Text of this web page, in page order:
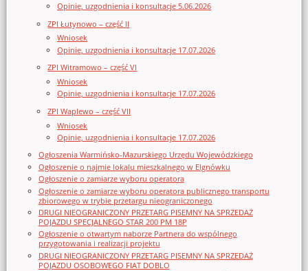
Opinie, uzgodnienia i konsultacje 5.06.2026
ZPI Łutynowo – część II
Wniosek
Opinie, uzgodnienia i konsultacje 17.07.2026
ZPI Witramowo – część VI
Wniosek
Opinie, uzgodnienia i konsultacje 17.07.2026
ZPI Waplewo – część VII
Wniosek
Opinie, uzgodnienia i konsultacje 17.07.2026
Ogłoszenia Warmińsko-Mazurskiego Urzędu Wojewódzkiego
Ogłoszenie o najmie lokalu mieszkalnego w Elgnówku
Ogłoszenie o zamiarze wyboru operatora
Ogłoszenie o zamiarze wyboru operatora publicznego transportu
zbiorowego w trybie przetargu nieograniczonego
DRUGI NIEOGRANICZONY PRZETARG PISEMNY NA SPRZEDAŻ
POJAZDU SPECJALNEGO STAR 200 PM 18P
Ogłoszenie o otwartym naborze Partnera do wspólnego
przygotowania i realizacji projektu
DRUGI NIEOGRANICZONY PRZETARG PISEMNY NA SPRZEDAŻ
POJAZDU OSOBOWEGO FIAT DOBLO